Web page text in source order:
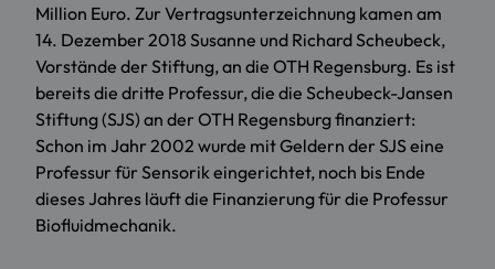
Million Euro. Zur Vertragsunterzeichnung kamen am
14. Dezember 2018 Susanne und Richard Scheubeck,
Vorstände der Stiftung, an die OTH Regensburg. Es ist
bereits die dritte Professur, die die Scheubeck-Jansen
Stiftung (SJS) an der OTH Regensburg finanziert:
Schon im Jahr 2002 wurde mit Geldern der SJS eine
Professur für Sensorik eingerichtet, noch bis Ende
dieses Jahres läuft die Finanzierung für die Professur
Biofluidmechanik.